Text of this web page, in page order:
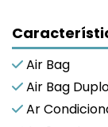
Air Bag
Air Bag
Ar